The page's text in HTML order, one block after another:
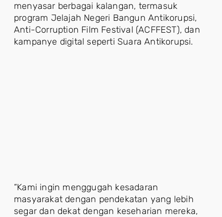
menyasar berbagai kalangan, termasuk
program Jelajah Negeri Bangun Antikorupsi,
Anti-Corruption Film Festival (ACFFEST), dan
kampanye digital seperti Suara Antikorupsi.
“Kami ingin menggugah kesadaran
masyarakat dengan pendekatan yang lebih
segar dan dekat dengan keseharian mereka,